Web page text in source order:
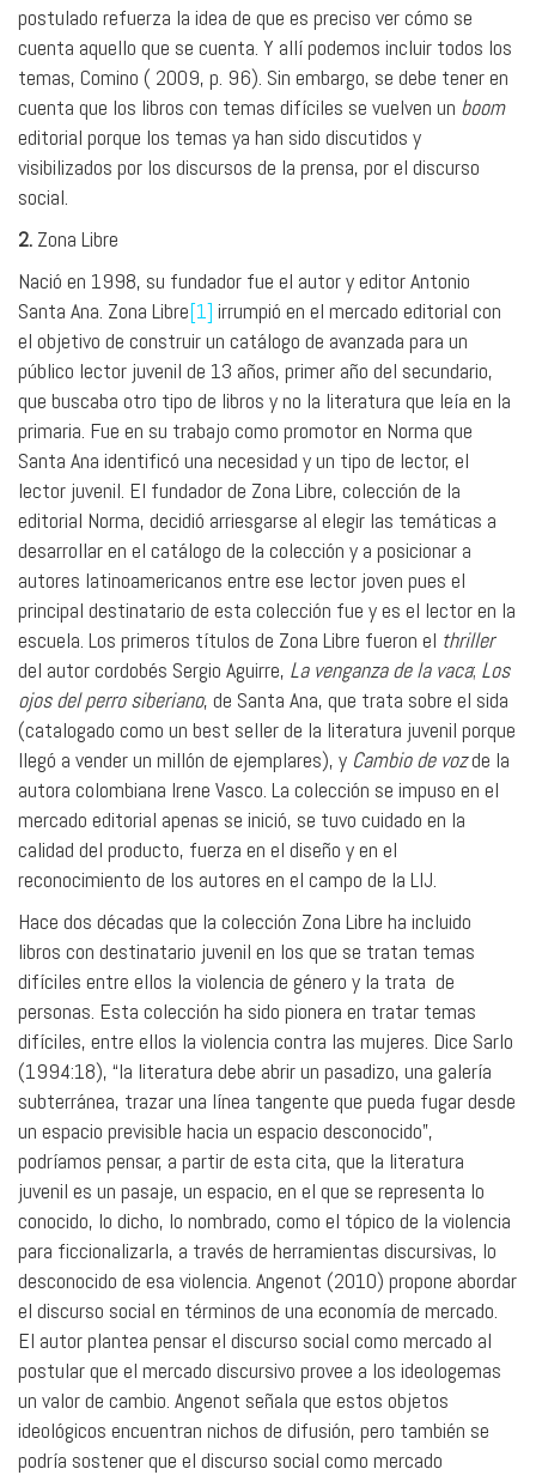
postulado refuerza la idea de que es preciso ver cómo se
cuenta aquello que se cuenta. Y allí podemos incluir todos los
temas, Comino ( 2009, p. 96). Sin embargo, se debe tener en
cuenta que los libros con temas difíciles se vuelven un boom
editorial porque los temas ya han sido discutidos y
visibilizados por los discursos de la prensa, por el discurso
social.
2. Zona Libre
Nació en 1998, su fundador fue el autor y editor Antonio
Santa Ana. Zona Libre[1] irrumpió en el mercado editorial con
el objetivo de construir un catálogo de avanzada para un
público lector juvenil de 13 años, primer año del secundario,
que buscaba otro tipo de libros y no la literatura que leía en la
primaria. Fue en su trabajo como promotor en Norma que
Santa Ana identificó una necesidad y un tipo de lector, el
lector juvenil. El fundador de Zona Libre, colección de la
editorial Norma, decidió arriesgarse al elegir las temáticas a
desarrollar en el catálogo de la colección y a posicionar a
autores latinoamericanos entre ese lector joven pues el
principal destinatario de esta colección fue y es el lector en la
escuela. Los primeros títulos de Zona Libre fueron el thriller
del autor cordobés Sergio Aguirre, La venganza de la vaca; Los
ojos del perro siberiano, de Santa Ana, que trata sobre el sida
(catalogado como un best seller de la literatura juvenil porque
llegó a vender un millón de ejemplares), y Cambio de vozde la
autora colombiana Irene Vasco. La colección se impuso en el
mercado editorial apenas se inició, se tuvo cuidado en la
calidad del producto, fuerza en el diseño y en el
reconocimiento de los autores en el campo de la LIJ.
Hace dos décadas que la colección Zona Libre ha incluido
libros con destinatario juvenil en los que se tratan temas
difíciles entre ellos la violencia de género y la trata de
personas. Esta colección ha sido pionera en tratar temas
difíciles, entre ellos la violencia contra las mujeres. Dice Sarlo
(1994:18), “la literatura debe abrir un pasadizo, una galería
subterránea, trazar una línea tangente que pueda fugar desde
un espacio previsible hacia un espacio desconocido”,
podríamos pensar, a partir de esta cita, que la literatura
juvenil es un pasaje, un espacio, en el que se representa lo
conocido, lo dicho, lo nombrado, como el tópico de la violencia
para ficcionalizarla, a través de herramientas discursivas, lo
desconocido de esa violencia. Angenot (2010) propone abordar
el discurso social en términos de una economía de mercado.
El autor plantea pensar el discurso social como mercado al
postular que el mercado discursivo provee a los ideologemas
un valor de cambio. Angenot señala que estos objetos
ideológicos encuentran nichos de difusión, pero también se
podría sostener que el discurso social como mercado